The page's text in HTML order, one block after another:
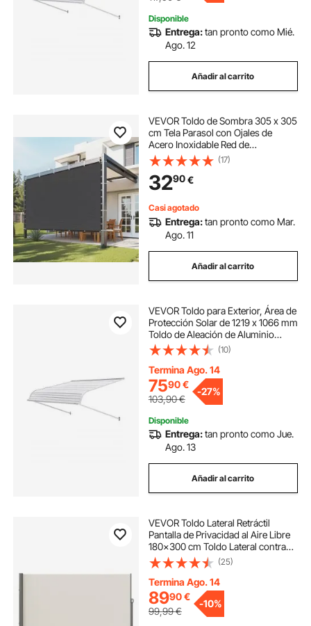
Disponible
Entrega:tan pronto como Mié.
Ago. 12
Añadir al carrito
VEVOR Toldo de Sombra 305 x 305
cm Tela Parasol con Ojales de
Acero Inoxidable Red de
Sombreado HDPE 140 g/m² Tejido
de Protección con 30 Bridas para
Exteriores, Patios, Jardines,
Terrazas, Negro
(17)
3290€
Casi agotado
Entrega:tan pronto como Mar.
Ago. 11
Añadir al carrito
VEVOR Toldo para Exterior, Área de
Protección Solar de 1219 x 1066 mm
Toldo de Aleación de Aluminio
Resistente a la Oxidación con
Voladizo Compatible para Puerta de
1 m de Ancho de Exterior
(10)
Termina Ago. 14
7590€
103,90€
-27%
Disponible
Entrega:tan pronto como Jue.
Ago. 13
Añadir al carrito
VEVOR Toldo Lateral Retráctil
Pantalla de Privacidad al Aire Libre
180x300 cm Toldo Lateral contra
Viento Impermeable de Poliéster
Divisor de Habitación UV 30+ para
Patio, Jardín, Balcón, Beige
(25)
Termina Ago. 14
8990€
99,99€
-10%